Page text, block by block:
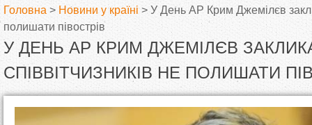
В
и
є
Головна > Новини у країні > У День АР Крим Джемілєв
полишати півострів
У ДЕНЬ АР КРИМ ДЖЕМІЛЄВ
СПІВВІТЧИЗНИКІВ НЕ ПОЛИШАТИ